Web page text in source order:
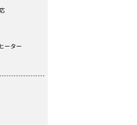
ーター